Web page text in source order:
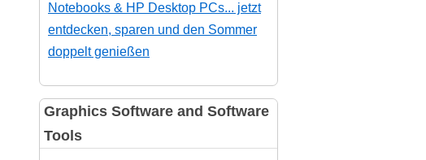
Notebooks & HP Desktop PCs... jetzt
entdecken, sparen und den Sommer
doppelt genießen
Graphics Software and Software
Tools